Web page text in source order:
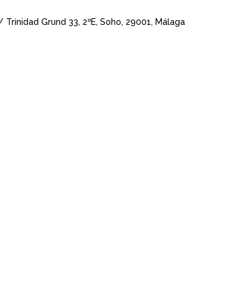
Trinidad Grund 33, 2ºE, Soho, 29001, Málaga